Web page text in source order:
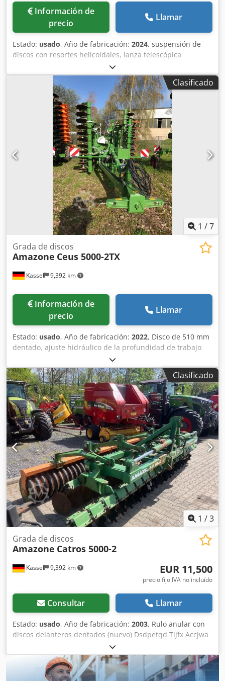
Información de
precio
Llamar
Estado: usado, Año de fabricación: 2024, suspensión de
discos con resortes helicoidales, lanza telescópica
categoría III / IV, freno neumático, rodillo DSTS, rastra
trasera, iluminación Djdpfxetpgthe Accswa
Clasificado
1 /7
Kassel 9,392 km
Grada de discos
Amazone Ceus 5000-2TX
Información de
precio
Llamar
Estado: usado, Año de fabricación: 2022, Disco de 510 mm
dentado, ajuste hidráulico de la profundidad de trabajo
del grupo de discos / ajuste hidráulico de la profundidad
de trabajo de la unidad de nivelación, púas C-Mix-Ultra
para Ceus 50 / ajuste hidráulico de la profundidad de
trabajo del campo de púas con lanza hidráulica HD
CUCHILLA 80 mm / (14/K1) Djdpetz Tpljfx Accewa
Clasificado
1 /3
Kassel 9,392 km
Grada de discos
Amazone Catros 5000-2
EUR 11,500
precio fijo IVA no incluído
Consultar Llamar
Estado: usado, Año de fabricación: 2003, Rulo anular con
discos delanteros dentados (nuevo) Dsdpetqd Tljfx Accjwa